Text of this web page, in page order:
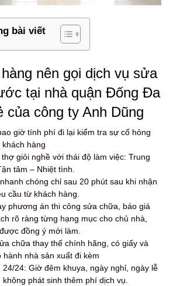
bài viết
nên gọi dịch vụ sửa
tại nhà quận Đống Đa
của công ty Anh Dũng
giờ tính phí đi lại kiểm tra sự cố hỏng
khách hàng
giỏi nghề với thái độ làm việc: Trung
tâm – Nhiệt tình.
chóng chỉ sau 20 phút sau khi nhận
cầu từ khách hàng.
phương án thi công sửa chữa, báo giá
rõ ràng từng hạng mục cho chủ nhà,
đồng ý mới làm.
chữa thay thế chính hãng, có giấy và
hành nhà sản xuất đi kèm
24/24: Giờ đêm khuya, ngày nghỉ, ngày lễ
không phát sinh thêm phí dịch vụ.